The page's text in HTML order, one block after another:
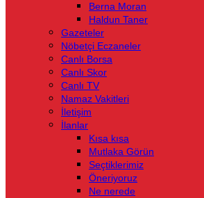
Berna Moran
Haldun Taner
Gazeteler
Nöbetçi Eczaneler
Canlı Borsa
Canlı Skor
Canlı TV
Namaz Vakitleri
İletişim
İlanlar
Kısa kısa
Mutlaka Görün
Seçtiklerimiz
Öneriyoruz
Ne nerede